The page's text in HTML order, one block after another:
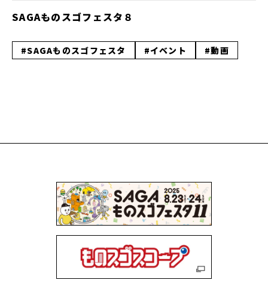
SAGAものスゴフェスタ８
#SAGAものスゴフェスタ #イベント #動画